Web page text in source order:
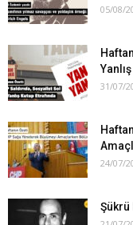
05/08/
31/07/
24/07/
Şükrü